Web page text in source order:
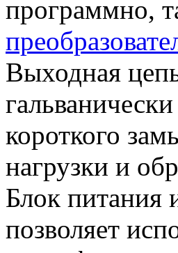
программно,
Выходная
короткого
нагрузки и
Блок питания
позволяет